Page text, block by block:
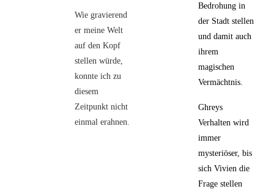
Wie gravierend
er meine Welt
auf den Kopf
stellen würde,
konnte ich zu
diesem
Zeitpunkt nicht
einmal erahnen.
Bedrohung in
der Stadt stellen
und damit auch
ihrem
magischen
Vermächtnis.
Ghreys
Verhalten wird
immer
mysteriöser, bis
sich Vivien die
Frage stellen